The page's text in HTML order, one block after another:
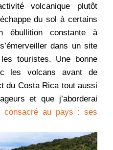
volcanique plutôt
du sol à certains
ébullition constante à
dans un site
touristes. Une bonne
les volcans avant de
du Costa Rica tout aussi
et que j’aborderai
consacré au pays : ses